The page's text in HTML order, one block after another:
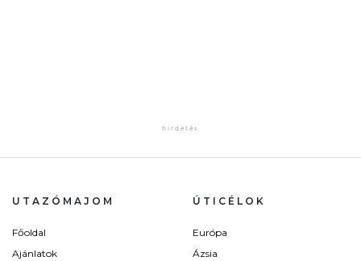
UTAZÓMAJOM
Főoldal
Ajánlatok
ÚTICÉLOK
Európa
Ázsia